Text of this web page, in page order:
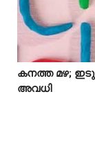
  
കനത്ത മഴ;
അവധി